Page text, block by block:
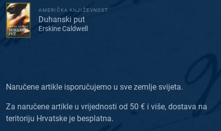
AMERIČKA KNJIŽEVNOST
Duhanski put
Erskine Caldwell
Naručene artikle isporučujemo u sve zemlje svijeta.
Za naručene artikle u vrijednosti od 50 € i više, dostava na
teritoriju Hrvatske je besplatna.